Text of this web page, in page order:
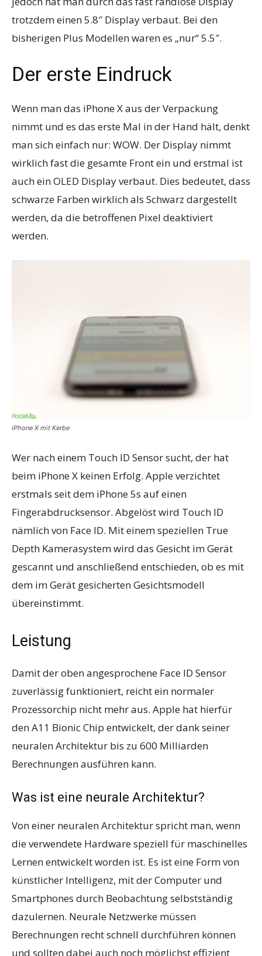
trotzdem einen 5.8″ Display verbaut. Bei den
bisherigen Plus Modellen waren es „nur“ 5.5″.
Der erste Eindruck
Wenn man das iPhone X aus der Verpackung
nimmt und es das erste Mal in der Hand hält, denkt
man sich einfach nur: WOW. Der Display nimmt
wirklich fast die gesamte Front ein und erstmal ist
auch ein OLED Display verbaut. Dies bedeutet, dass
schwarze Farben wirklich als Schwarz dargestellt
werden, da die betroffenen Pixel deaktiviert
werden.
iPhone X mit Kerbe
Wer nach einem Touch ID Sensor sucht, der hat
beim iPhone X keinen Erfolg. Apple verzichtet
erstmals seit dem iPhone 5s auf einen
Fingerabdrucksensor. Abgelöst wird Touch ID
nämlich von Face ID. Mit einem speziellen True
Depth Kamerasystem wird das Gesicht im Gerät
gescannt und anschließend entschieden, ob es mit
dem im Gerät gesicherten Gesichtsmodell
übereinstimmt.
Leistung
Damit der oben angesprochene Face ID Sensor
zuverlässig funktioniert, reicht ein normaler
Prozessorchip nicht mehr aus. Apple hat hierfür
den A11 Bionic Chip entwickelt, der dank seiner
neuralen Architektur bis zu 600 Milliarden
Berechnungen ausführen kann.
Was ist eine neurale Architektur?
Von einer neuralen Architektur spricht man, wenn
die verwendete Hardware speziell für maschinelles
Lernen entwickelt worden ist. Es ist eine Form von
künstlicher Intelligenz, mit der Computer und
Smartphones durch Beobachtung selbstständig
dazulernen. Neurale Netzwerke müssen
Berechnungen recht schnell durchführen können
und sollten dabei auch noch möglichst effizient